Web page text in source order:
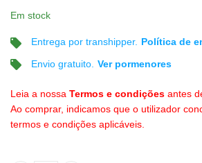
Em stock
Entrega por transhipper. Política de
Envio gratuito. Ver pormenores
Leia a nossa Termos e condições antes
Ao comprar, indicamos que o utilizador
termos e condições aplicáveis.